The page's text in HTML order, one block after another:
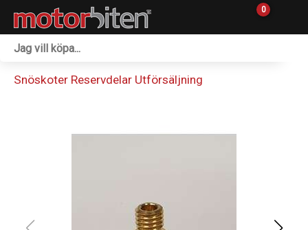
0
Personlig utrustning
Reservdelar
Snöskoter Reservdelar Utförsäljning